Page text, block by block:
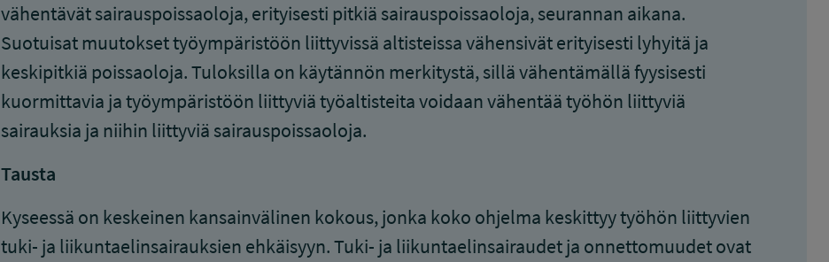
vähentävät sairauspoissaoloja, erityisesti pitkiä sairauspoissaoloja, seurannan aikana.
Suotuisat muutokset työympäristöön liittyvissä altisteissa vähensivät erityisesti lyhyitä ja
keskipitkiä poissaoloja. Tuloksilla on käytännön merkitystä, sillä vähentämällä fyysisesti
kuormittavia ja työympäristöön liittyviä työaltisteita voidaan vähentää työhön liittyviä
sairauksia ja niihin liittyviä sairauspoissaoloja.
Tausta
Kyseessä on keskeinen kansainvälinen kokous, jonka koko ohjelma keskittyy työhön liittyvien
tuki- ja liikuntaelinsairauksien ehkäisyyn. Tuki- ja liikuntaelinsairaudet ja onnettomuudet ovat